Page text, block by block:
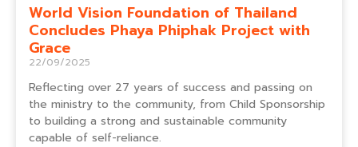
World Vision Foundation of Thailand
Concludes Phaya Phiphak Project with
Grace
22/09/2025
Reflecting over 27 years of success and passing on
the ministry to the community, from Child Sponsorship
to building a strong and sustainable community
capable of self-reliance.